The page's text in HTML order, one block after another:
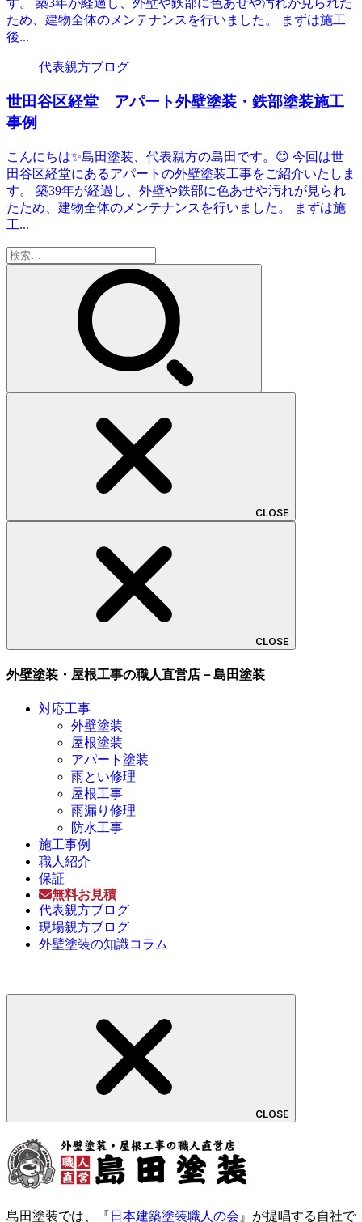
す。 築3年が経過し、外壁や鉄部に色あせや汚れが見られた
ため、建物全体のメンテナンスを行いました。 まずは施工
後...
代表親方ブログ
世田谷区経堂 アパート外壁塗装・鉄部塗装施工
事例
こんにちは✨島田塗装、代表親方の島田です。😊 今回は世
田谷区経堂にあるアパートの外壁塗装工事をご紹介いたしま
す。 築39年が経過し、外壁や鉄部に色あせや汚れが見られ
たため、建物全体のメンテナンスを行いました。 まずは施
工...
検
索:
CLOSE
CLOSE
外壁塗装・屋根工事の職人直営店－島田塗装
対応工事
外壁塗装
屋根塗装
アパート塗装
雨とい修理
屋根工事
雨漏り修理
防水工事
施工事例
職人紹介
保証
無料お見積
代表親方ブログ
現場親方ブログ
外壁塗装の知識コラム
CLOSE
島田塗装では、『 日本建築塗装職人の会 』が提唱する自社で